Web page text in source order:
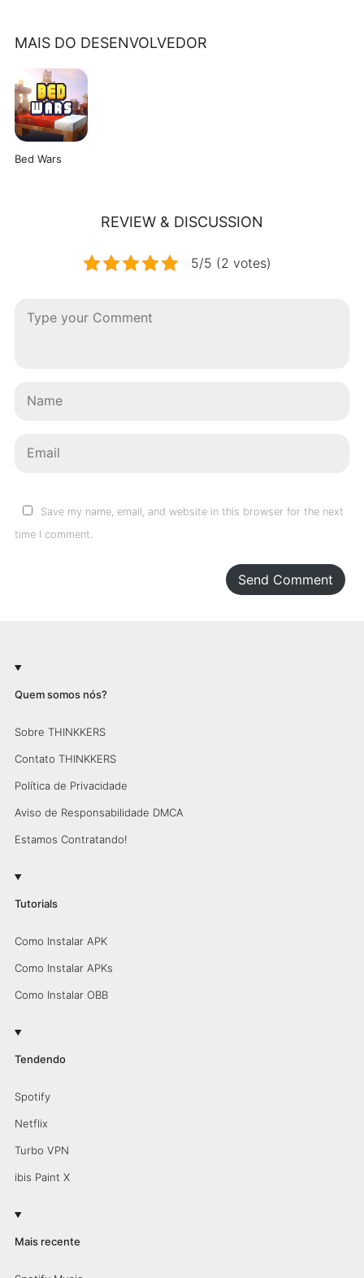
MAIS DO DESENVOLVEDOR
Bed Wars
REVIEW & DISCUSSION
5/5 (2 votes)
Save my name, email, and website in this browser for the next
time I comment.
Send Comment
Quem somos nós?
Sobre THINKKERS
Contato THINKKERS
Política de Privacidade
Aviso de Responsabilidade DMCA
Estamos Contratando!
Tutorials
Como Instalar APK
Como Instalar APKs
Como Instalar OBB
Tendendo
Spotify
Netflix
Turbo VPN
ibis Paint X
Mais recente